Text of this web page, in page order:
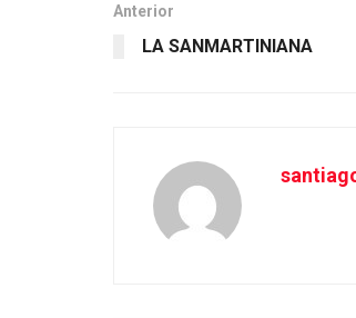
Anterior
LA SANMARTINIANA